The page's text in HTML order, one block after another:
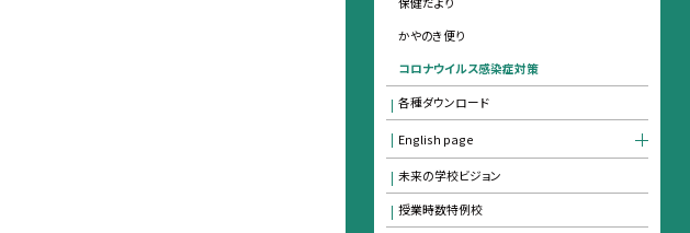
かやのき便り
コロナウイルス感染症対策
各種ダウンロード
English page
未来の学校ビジョン
授業時数特例校